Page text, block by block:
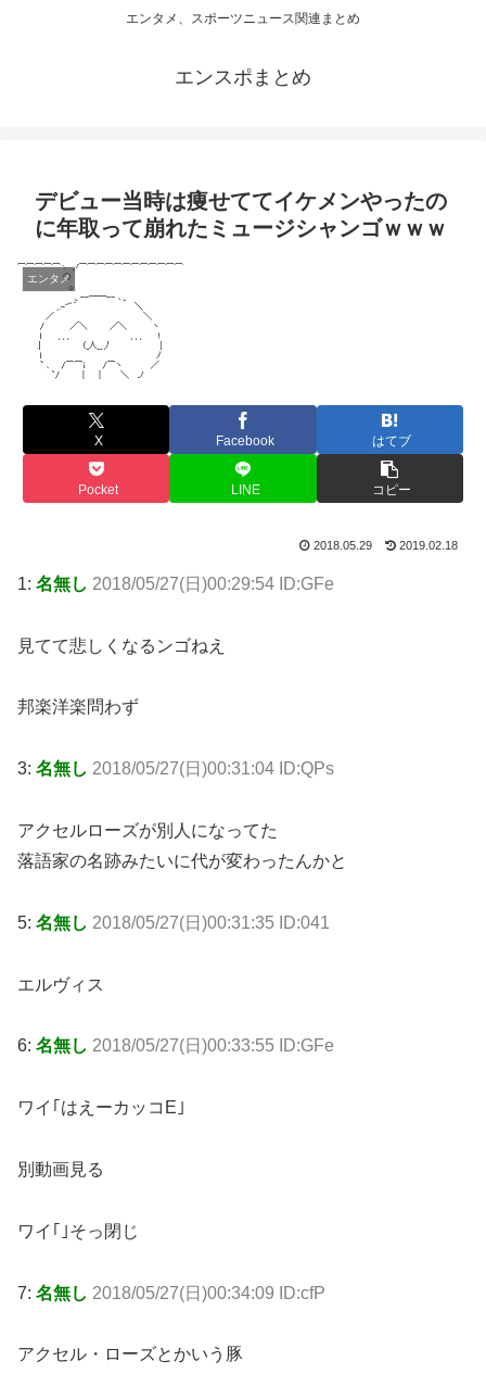
エンタメ、スポーツニュース関連まとめ
エンスポまとめ
デビュー当時は痩せててイケメンやったの
に年取って崩れたミュージシャンゴｗｗｗ
エンタメ
X Facebook はてブ
Pocket LINE コピー
2018.05.29 2019.02.18
1: 名無し 2018/05/27(日)00:29:54 ID:GFe
見てて悲しくなるンゴねえ
邦楽洋楽問わず
3: 名無し 2018/05/27(日)00:31:04 ID:QPs
アクセルローズが別人になってた
落語家の名跡みたいに代が変わったんかと
5: 名無し 2018/05/27(日)00:31:35 ID:041
エルヴィス
6: 名無し 2018/05/27(日)00:33:55 ID:GFe
ワイ｢はえーカッコE｣
別動画見る
ワイ｢｣そっ閉じ
7: 名無し 2018/05/27(日)00:34:09 ID:cfP
アクセル・ローズとかいう豚